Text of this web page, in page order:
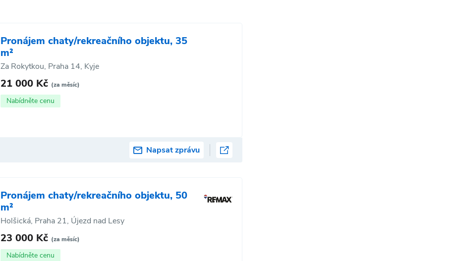
Pronájem chaty/rekreačního objektu, 35
m²
Za Rokytkou, Praha 14, Kyje
21 000 Kč (za měsíc)
Nabídněte cenu
Napsat zprávu
Pronájem chaty/rekreačního objektu, 50
m²
Holšická, Praha 21, Újezd nad Lesy
23 000 Kč (za měsíc)
Nabídněte cenu